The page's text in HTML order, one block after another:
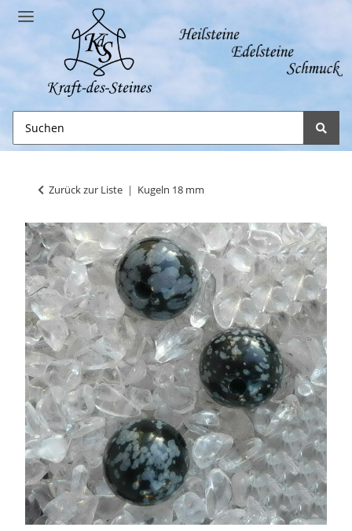
Zurück zur Liste Kugeln 18 mm